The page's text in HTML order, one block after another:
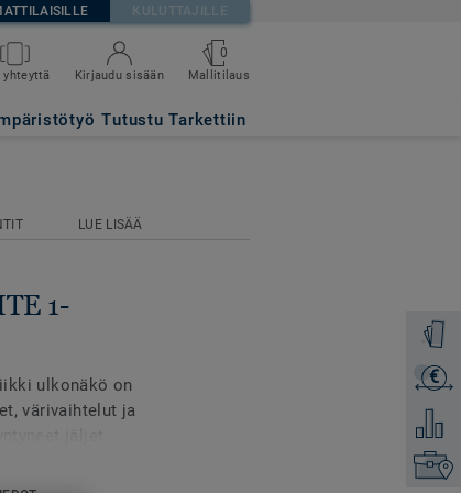
KULUTTAJILLE
yhteyttä Kirjaudu sisään
0
Mallitilaus
Tutustu Tarkettiin
Tilaa
€
Lisää
Etsi
LUE LISÄÄ
1-
ulkonäkö on
värivaihtelut ja
upea patina on